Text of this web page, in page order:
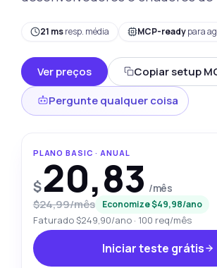
21 msresp. média MCP-readypara
Ver preços
Copiar setup
Pergunte qualquer coisa
PLANO BASIC · ANUAL
$20,83 /mês
$24,99/mês Economize $49,98/ano
Faturado $249,90/ano · 100 req/mês
Iniciar teste grátis